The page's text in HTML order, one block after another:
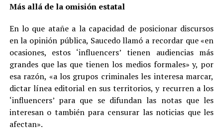
Más allá de la omisión estatal
En lo que atañe a la capacidad de posicionar discursos
en la opinión pública, Saucedo llamó a recordar que «en
ocasiones, estos ‘influencers’ tienen audiencias más
grandes que las que tienen los medios formales» y, por
esa razón, «a los grupos criminales les interesa marcar,
dictar línea editorial en sus territorios, y recurren a los
‘influencers’ para que se difundan las notas que les
interesan o también para censurar las noticias que les
afectan».